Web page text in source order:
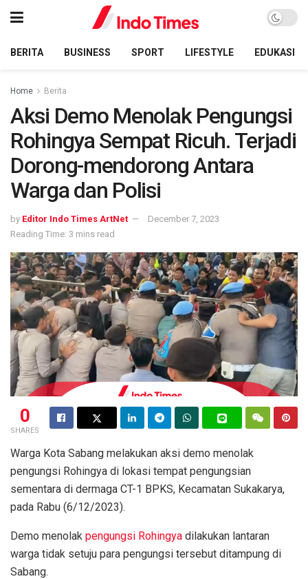
BERITA BUSINESS SPORT LIFESTYLE EDUKASI
Home Berita
Aksi Demo Menolak Pengungsi
Rohingya Sempat Ricuh. Terjadi
Dorong-mendorong Antara
Warga dan Polisi
by Editor Indo Times ArtNet
December 7, 2023
Reading Time: 3 mins read
0
SHARES
Warga Kota Sabang melakukan aksi demo menolak
pengungsi Rohingya di lokasi tempat pengungsian
sementara di dermaga CT-1 BPKS, Kecamatan Sukakarya,
pada Rabu (6/12/2023).
Demo menolak pengungsi Rohingya dilakukan lantaran
warga tidak setuju para pengungsi tersebut ditampung di
Sabang.